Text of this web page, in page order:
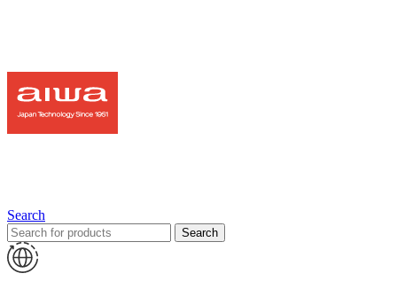
Search
Search